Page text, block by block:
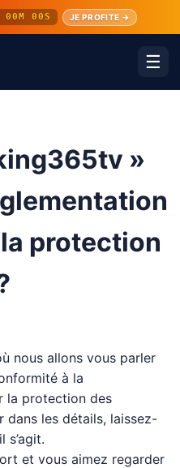
00S JE PROFITE →
☰
»
protection
nous allons vous parler
à la
la protection des
dans les détails, laissez-
s’agit.
et vous aimez regarder